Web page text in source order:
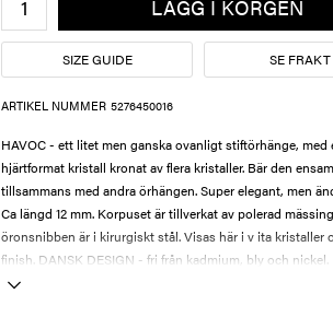
LÄGG I KORGEN
SIZE GUIDE SE FRAKT
ARTIKEL NUMMER 5276450016
HAVOC - ett litet men ganska ovanligt stiftörhänge, med
hjärtformat kristall kronat av flera kristaller. Bär den
tillsammans med andra örhängen. Super elegant, men
Ca längd 12 mm. Korpuset är tillverkat av polerad
öronsnibben är i kirurgiskt stål. Visas här i v ita kristaller
finish. DANSK DESIGN - fri från kadmium, bly och nickel.